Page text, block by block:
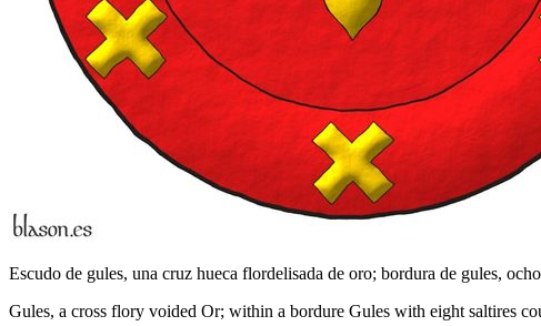
Escudo de gules, una cruz hueca flordelisada de oro; bordura de gules,
Gules, a cross flory voided Or; within a bordure Gules with eight saltires